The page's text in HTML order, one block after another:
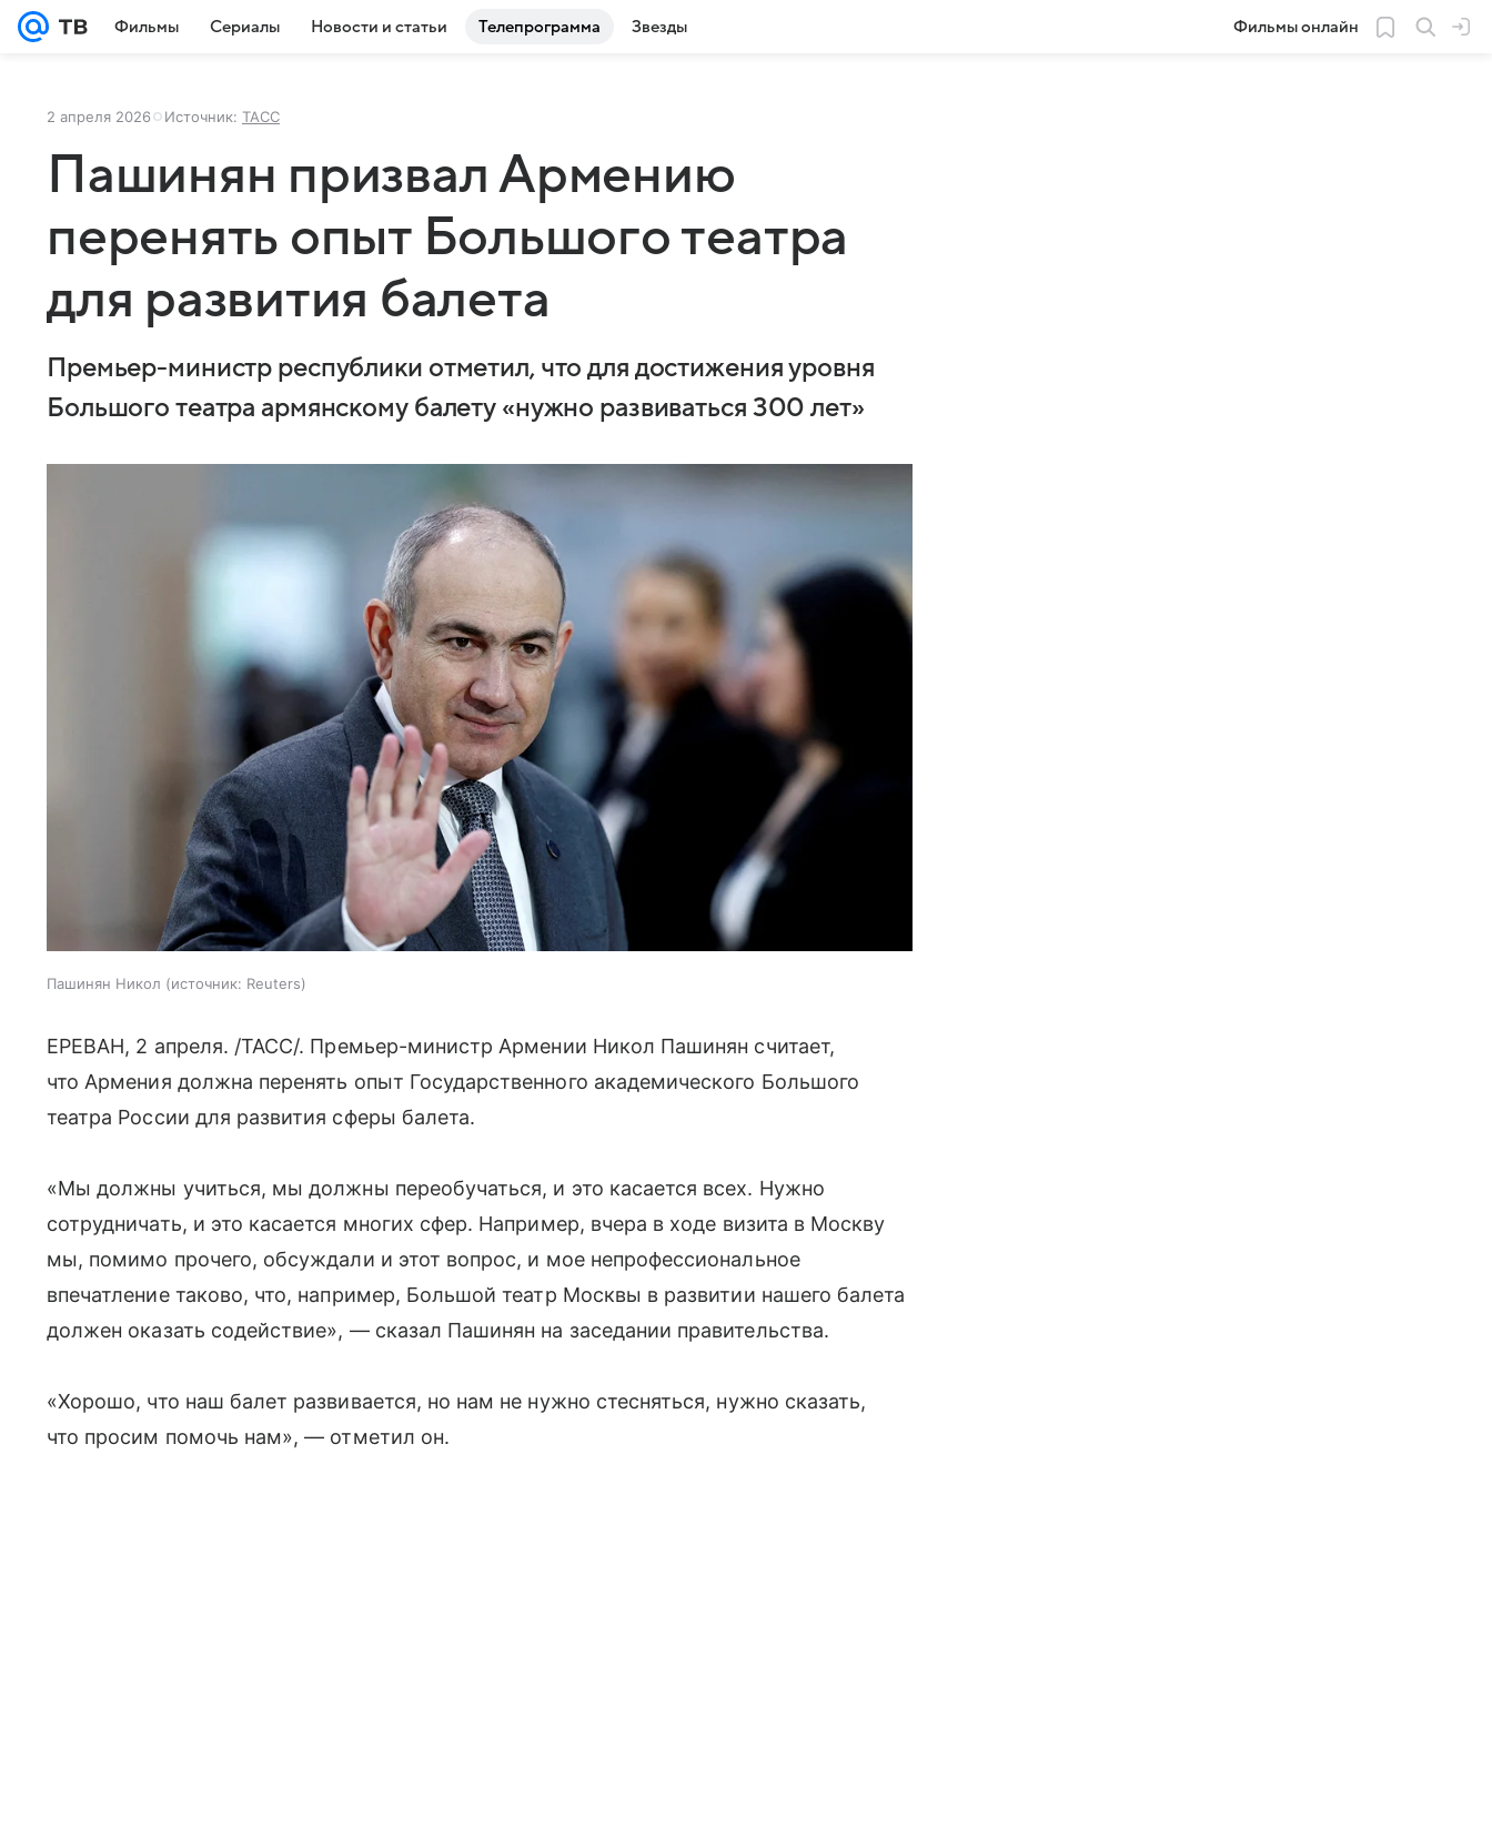
Фильмы Сериалы Новости и статьи Телепрограмма Звезды Фильмы онлайн
2 апреля 2026 Источник: ТАСС
Пашинян призвал Армению
перенять опыт Большого театра
для развития балета
Премьер-министр республики отметил, что для достижения уровня
Большого театра армянскому балету «нужно развиваться 300 лет»
Пашинян Никол источник: Reuters
ЕРЕВАН, 2 апреля. /ТАСС/. Премьер-министр Армении Никол Пашинян считает,
что Армения должна перенять опыт Государственного академического Большого
театра России для развития сферы балета.
«Мы должны учиться, мы должны переобучаться, и это касается всех. Нужно
сотрудничать, и это касается многих сфер. Например, вчера в ходе визита в Москву
мы, помимо прочего, обсуждали и этот вопрос, и мое непрофессиональное
впечатление таково, что, например, Большой театр Москвы в развитии нашего балета
должен оказать содействие», — сказал Пашинян на заседании правительства.
«Хорошо, что наш балет развивается, но нам не нужно стесняться, нужно сказать,
что просим помочь нам», — отметил он.